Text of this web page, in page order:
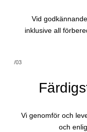
Vid
inklusive all
/03
Vi genomför och
och